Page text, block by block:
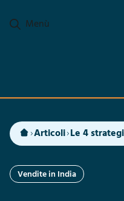
Menù
Articoli
Vendite in India